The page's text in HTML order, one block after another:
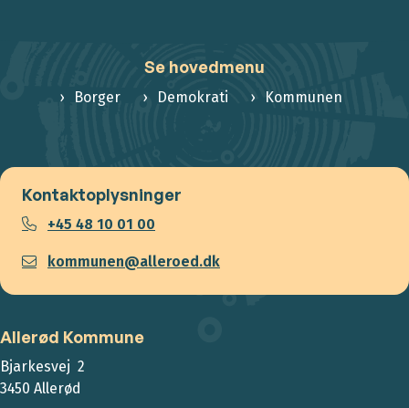
Se hovedmenu
Borger Demokrati Kommunen
Kontaktoplysninger
+45 48 10 01 00
kommunen@alleroed.dk
Allerød Kommune
Bjarkesvej 2
3450 Allerød